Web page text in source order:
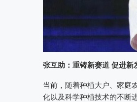
张互助： 重铸新赛道 促进新
当前，随着种植大户、家庭
化以及科学种植技术的不断